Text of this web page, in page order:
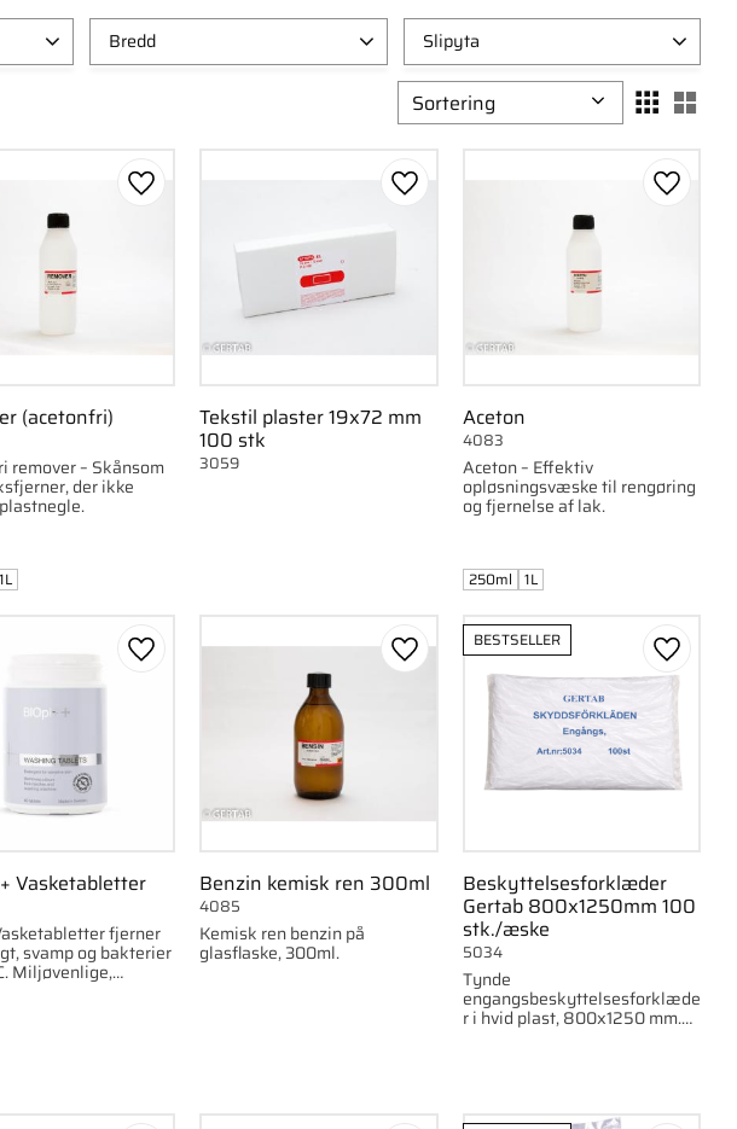
Bredd
150mm
Slipyta
Fin 1
Grov 1
Vælg sorteringsmetode
(acetonfri)
remover – Skånsom
der ikke
Gem som favorit
1L
Tekstil plaster 19x72 mm
100 stk
3059
Gem som favorit
Aceton
Aceton – Effektiv
opløsningsvæske til rengøring
og fjernelse af lak.
4083
Gem
250ml 1L
Vasketabletter
fjerner
svamp og bakterier
Miljøvenlige,
Gem som favorit
Benzin kemisk ren 300ml
Kemisk ren benzin på
glasflaske, 300ml.
4085
Gem som favorit
Beskyttelsesforklæder
Gertab 800x1250mm 100
stk./æske
Tynde
engangsbeskyttelsesforklæde
r i hvid plast, 800x1250 mm.
5034
BESTSELLER
Gem